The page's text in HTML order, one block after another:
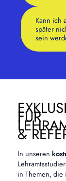
Kann ich
später
sein
FÜR
&
In unseren
in Themen, die